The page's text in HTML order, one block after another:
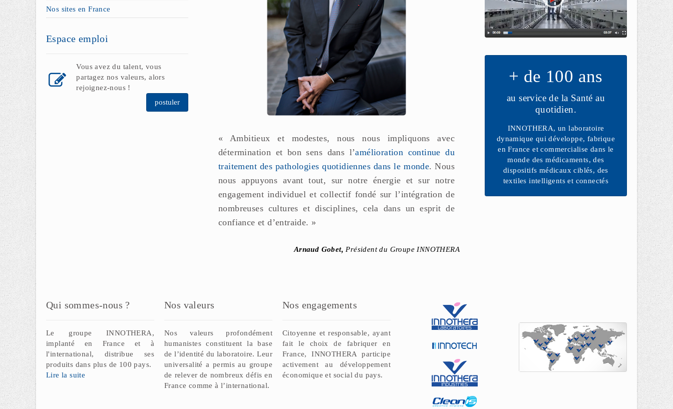
« Ambitieux et modestes, nous nous impliquons avec
détermination et bon sens dans l’amélioration continue du
traitement des pathologies quotidiennes dans le monde. Nous
nous appuyons avant tout, sur notre énergie et sur notre
engagement individuel et collectif fondé sur l’intégration de
nombreuses cultures et disciplines, cela dans un esprit de
confiance et d’entraide. »
Arnaud Gobet, Président du Groupe INNOTHERA
Nos sites en France
Espace emploi
Vous avez du talent, vous
partagez nos valeurs, alors
rejoignez-nous !
postuler
+ de 100 ans
au service de la Santé au
quotidien.
INNOTHERA, un laboratoire
dynamique qui développe, fabrique
en France et commercialise dans le
monde des médicaments, des
dispositifs médicaux ciblés, des
textiles intelligents et connectés
Qui sommes-nous ?
Le groupe INNOTHERA,
implanté en France et à
l'international, distribue ses
produits dans plus de 100 pays.
Lire la suite
Nos valeurs
Nos valeurs profondément
humanistes constituent la base
de l’identité du laboratoire. Leur
universalité a permis au groupe
de relever de nombreux défis en
France comme à l’international.
Nos engagements
Citoyenne et responsable, ayant
fait le choix de fabriquer en
France, INNOTHERA participe
activement au développement
économique et social du pays.